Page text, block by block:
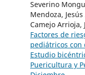
Severino
Mendoza,
Camejo Arrioja,
Factores de
pediátricos
Estudio
Puericultura y